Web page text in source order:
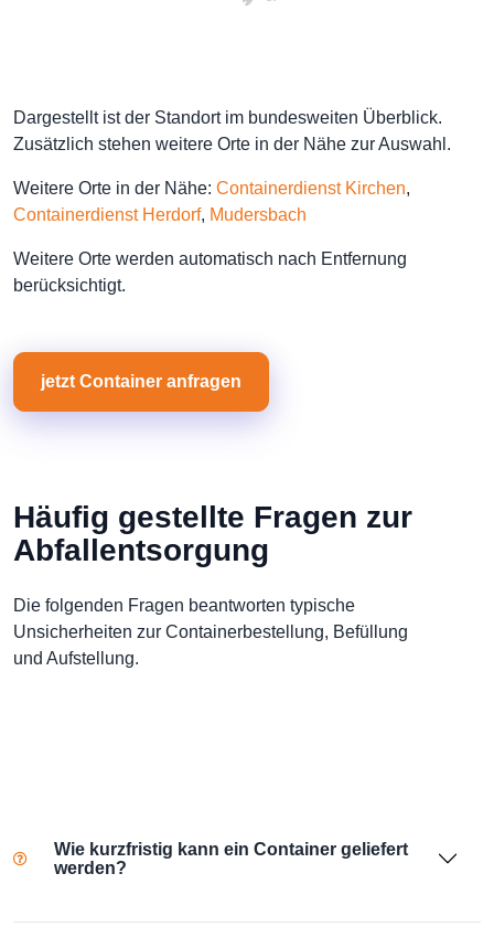
Dargestellt ist der Standort im bundesweiten Überblick.
Zusätzlich stehen weitere Orte in der Nähe zur Auswahl.
Weitere Orte in der Nähe: Containerdienst Kirchen,
Containerdienst Herdorf, Mudersbach
Weitere Orte werden automatisch nach Entfernung
berücksichtigt.
jetzt Container anfragen
Häufig gestellte Fragen zur
Abfallentsorgung
Die folgenden Fragen beantworten typische
Unsicherheiten zur Containerbestellung, Befüllung
und Aufstellung.
Wie kurzfristig kann ein Container geliefert
werden?